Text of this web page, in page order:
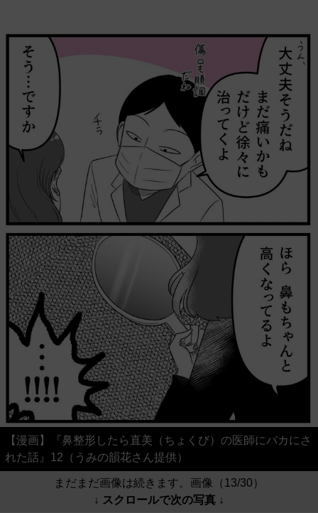
【漫画】『鼻整形したら直美（ちょくび）の医師にバカにさ
れた話』12（うみの韻花さん提供）
まだまだ画像は続きます。画像（13/30）
↓ スクロールで次の写真 ↓